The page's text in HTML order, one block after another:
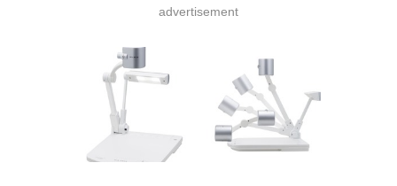
advertisement